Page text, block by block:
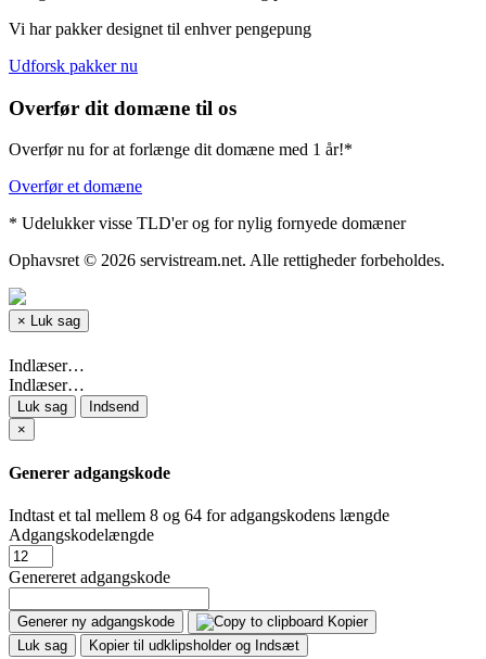
Vi har pakker designet til enhver pengepung
Udforsk pakker nu
Overfør dit domæne til os
Overfør nu for at forlænge dit domæne med 1 år!*
Overfør et domæne
* Udelukker visse TLD'er og for nylig fornyede domæner
Ophavsret © 2026 servistream.net. Alle rettigheder forbeholdes.
× Luk sag
Indlæser…
Indlæser…
Luk sag
Indsend
×
Generer adgangskode
Indtast et tal mellem 8 og 64 for adgangskodens længde
Adgangskodelængde
Genereret adgangskode
Generer ny adgangskode
Kopier
Luk sag
Kopier til udklipsholder og Indsæt